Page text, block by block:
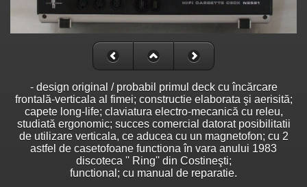
- design original / probabil primul deck cu încărcare
frontală-verticala al fimei; constructie elaborata şi aerisită;
capete long-life; claviatura electro-mecanică cu releu,
studiată ergonomic; succes comercial datorat posibilitatii
de utilizare verticala, ce aducea cu un magnetofon; cu 2
astfel de casetofoane functiona în vara anului 1983
discoteca '' Ring'' din Costineşti;
functional; cu manual de reparatie.